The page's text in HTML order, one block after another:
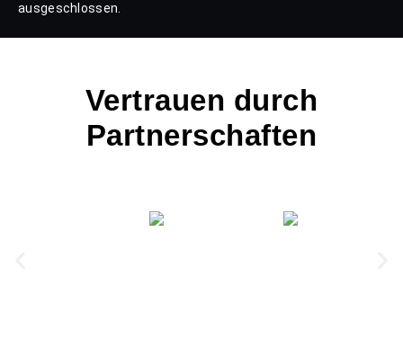
ausgeschlossen.
Vertrauen durch
Partnerschaften